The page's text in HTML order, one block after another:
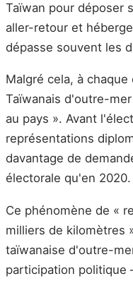
Taïwan pour déposer
aller-retour et
dépasse souvent les
Malgré cela, à
Taïwanais d'outre-
au pays ». Avant
représentations
davantage de
électorale qu'en 2020.
Ce phénomène de «
milliers de kilomètres
taïwanaise d'outre-
participation